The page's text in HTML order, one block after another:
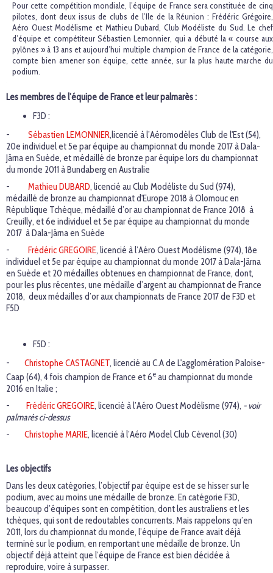
Pour cette compétition mondiale, l’équipe de France sera constituée de cinq
pilotes, dont deux issus de clubs de l’Ile de la Réunion : Frédéric Grégoire,
Aéro Ouest Modélisme et Mathieu Dubard, Club Modéliste du Sud. Le chef
d’équipe et compétiteur Sébastien Lemonnier, qui a débuté la « course aux
pylônes » à 13 ans et aujourd’hui multiple champion de France de la catégorie,
compte bien amener son équipe, cette année, sur la plus haute marche du
podium.
Les membres de l’équipe de France et leur palmarès :
F3D :
- Sébastien LEMONNIER,licencié à l’Aéromodèles Club de l'Est (54),
20e individuel et 5e par équipe au championnat du monde 2017 à Dala-
Järna en Suède, et médaillé de bronze par équipe lors du championnat
du monde 2011 à Bundaberg en Australie
- Mathieu DUBARD, licencié au Club Modéliste du Sud (974),
médaillé de bronze au championnat d'Europe 2018 à Olomouc en
République Tchèque, médaillé d’or au championnat de France 2018 à
Creuilly, et 6e individuel et 5e par équipe au championnat du monde
2017 à Dala-Järna en Suède
- Frédéric GREGOIRE, licencié à l’Aéro Ouest Modélisme (974), 18e
individuel et 5e par équipe au championnat du monde 2017 à Dala-Järna
en Suède et 20 médailles obtenues en championnat de France, dont,
pour les plus récentes, une médaille d’argent au championnat de France
2018, deux médailles d’or aux championnats de France 2017 de F3D et
F5D
F5D :
- Christophe CASTAGNET, licencié au C.A de L'agglomération Paloise-
Caap (64), 4 fois champion de France et 6e au championnat du monde
2016 en Italie ;
- Frédéric GREGOIRE, licencié à l’Aéro Ouest Modélisme (974), - voir
palmarès ci-dessus
- Christophe MARIE, licencié à l’Aéro Model Club Cévenol (30)
Les objectifs
Dans les deux catégories, l’objectif par équipe est de se hisser sur le
podium, avec au moins une médaille de bronze. En catégorie F3D,
beaucoup d’équipes sont en compétition, dont les australiens et les
tchèques, qui sont de redoutables concurrents. Mais rappelons qu’en
2011, lors du championnat du monde, l’équipe de France avait déjà
terminé sur le podium, en remportant une médaille de bronze. Un
objectif déjà atteint que l’équipe de France est bien décidée à
reproduire, voire à surpasser.